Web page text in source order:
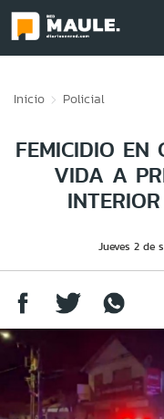
Inicio Policial
FEMICIDIO EN
VIDA A
Jueves 2 de